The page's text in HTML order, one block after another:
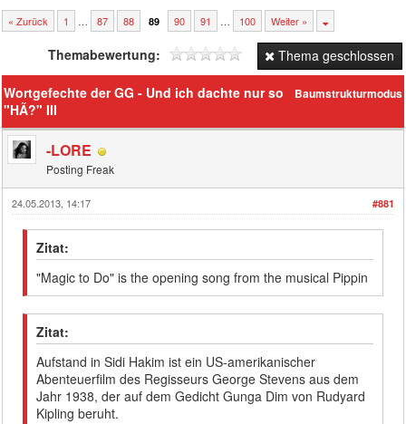
« Zurück 1 … 87 88 89 90 91 … 100 Weiter »
Thema geschlossen
Themabewertung:
Baumstrukturmodus
Wortgefechte der GG - Und ich dachte nur so
"HÃ?" III
-LORE
Posting Freak
#881
24.05.2013, 14:17
Zitat:
"Magic to Do" is the opening song from the musical Pippin
Zitat:
Aufstand in Sidi Hakim ist ein US-amerikanischer
Abenteuerfilm des Regisseurs George Stevens aus dem
Jahr 1938, der auf dem Gedicht Gunga Dim von Rudyard
Kipling beruht.